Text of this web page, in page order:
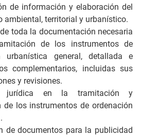
de información y elaboración del
ambiental, territorial y urbanístico.
toda la documentación necesaria
de los instrumentos de
urbanística general, detallada e
complementarios, incluidas sus
y revisiones.
jurídica en la tramitación y
de los instrumentos de ordenación
de documentos para la publicidad